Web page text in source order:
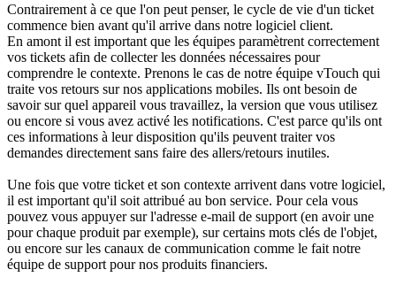
Contrairement à ce que l'on peut penser, le cycle de vie d'un ticket
commence bien avant qu'il arrive dans notre logiciel client.
En amont il est important que les équipes paramètrent correctement
vos tickets afin de collecter les données nécessaires pour
comprendre le contexte. Prenons le cas de notre équipe vTouch qui
traite vos retours sur nos applications mobiles. Ils ont besoin de
savoir sur quel appareil vous travaillez, la version que vous utilisez
ou encore si vous avez activé les notifications. C'est parce qu'ils ont
ces informations à leur disposition qu'ils peuvent traiter vos
demandes directement sans faire des allers/retours inutiles.
Une fois que votre ticket et son contexte arrivent dans votre logiciel,
il est important qu'il soit attribué au bon service. Pour cela vous
pouvez vous appuyer sur l'adresse e-mail de support (en avoir une
pour chaque produit par exemple), sur certains mots clés de l'objet,
ou encore sur les canaux de communication comme le fait notre
équipe de support pour nos produits financiers.